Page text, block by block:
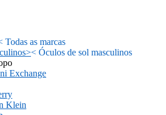
Todas as marcas
>< Óculos de sol masculinos
Exchange
Klein